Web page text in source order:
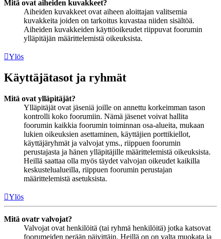
Mitä ovat aiheiden kuvakkeet?
Aiheiden kuvakkeet ovat aiheen aloittajan valitsemia
kuvakkeita joiden on tarkoitus kuvastaa niiden sisältöä.
Aiheiden kuvakkeiden käyttöoikeudet riippuvat foorumin
ylläpitäjän määrittelemistä oikeuksista.
Ylös
Käyttäjätasot ja ryhmät
Mitä ovat ylläpitäjät?
Ylläpitäjät ovat jäseniä joille on annettu korkeimman tason
kontrolli koko foorumiin. Nämä jäsenet voivat hallita
foorumin kaikkia foorumin toiminnan osa-alueita, mukaan
lukien oikeuksien asettaminen, käyttäjien porttikiellot,
käyttäjäryhmät ja valvojat yms., riippuen foorumin
perustajasta ja hänen ylläpitäjille määrittelemistä oikeuksista.
Heillä saattaa olla myös täydet valvojan oikeudet kaikilla
keskustelualueilla, riippuen foorumin perustajan
määrittelemistä asetuksista.
Ylös
Mitä ovatr valvojat?
Valvojat ovat henkilöitä (tai ryhmä henkilöitä) jotka katsovat
foorumeiden perään päivittäin. Heillä on on valta muokata ja